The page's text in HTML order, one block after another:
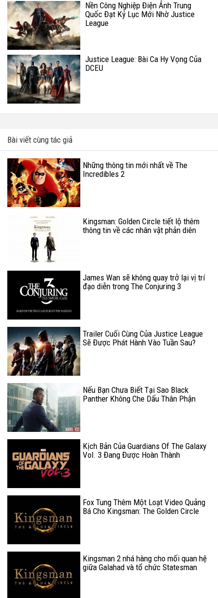
Nền Công Nghiệp Điện Ảnh Trung
Quốc Đạt Kỷ Lục Mới Nhờ Justice
League
Justice League: Bài Ca Hy Vọng Của
DCEU
Bài viết cùng tác giả
Những thông tin mới nhất về The
Incredibles 2
Kingsman: Golden Circle tiết lộ thêm
thông tin về các nhân vật phản diên
James Wan sẽ không quay trở lại vị trí
đạo diễn trong The Conjuring 3
Trailer Cuối Cùng Của Justice League
Sẽ Được Phát Hành Vào Tuần Sau?
Nếu Bạn Chưa Biết Tại Sao Black
Panther Không Che Dấu Thân Phận
Kịch Bản Của Guardians Of The Galaxy
Vol. 3 Đang Được Hoàn Thành
Fox Tung Thêm Một Loạt Video Quảng
Bá Cho Kingsman: The Golden Circle
Kingsman 2 nhá hàng cho mối quan hệ
giữa Galahad và tổ chức Statesman